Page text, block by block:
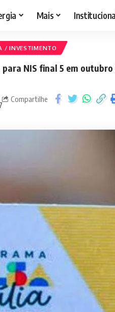
Mais
/ INVESTIMENTO
NIS final 5 em
Compartilhe